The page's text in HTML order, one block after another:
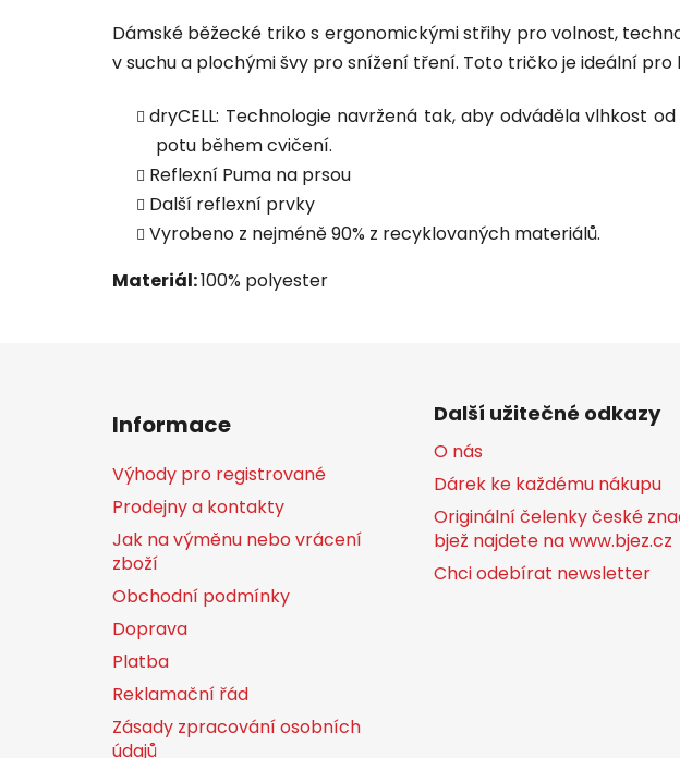
Dámské běžecké triko s ergonomickými střihy pro volnost,
v suchu a plochými švy pro snížení tření. Toto tričko je ideální pro
dryCELL: Technologie navržená tak, aby odváděla vlhkost
potu během cvičení.
Reflexní Puma na prsou
Další reflexní prvky
Vyrobeno z nejméně 90% z recyklovaných materiálů.
Materiál:100% polyester
Informace
Výhody pro registrované
Prodejny a kontakty
Jak na výměnu nebo vrácení
zboží
Obchodní podmínky
Doprava
Platba
Reklamační řád
Zásady zpracování osobních
údajů
Další užitečné odkazy
O nás
Dárek ke každému nákupu
Originální čelenky české
bjež najdete na www.bjez.cz
Chci odebírat newsletter